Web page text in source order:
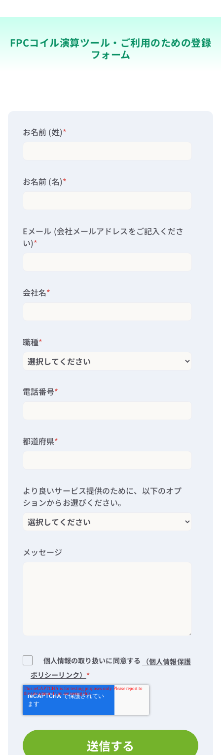
FPCコイル演算ツール・ご利用のための登録
フォーム
お名前 (姓)*
お名前 (名)*
Eメール (会社メールアドレスをご記入くださ
い)*
会社名*
職種*
電話番号*
都道府県*
より良いサービス提供のために、以下のオプ
ションからお選びください。
メッセージ
個人情報の取り扱いに同意する
（個人情報保護
ポリシーリンク） *